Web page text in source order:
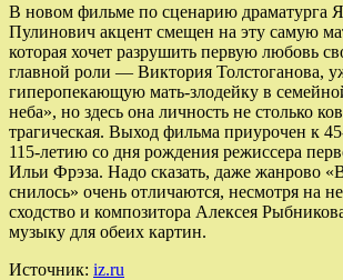
В новом фильме по сценарию драматурга
Пулинович акцент смещен на эту самую
которая хочет разрушить первую любовь
главной роли — Виктория Толстоганова,
гиперопекающую мать-злодейку в
неба», но здесь она личность не столько
трагическая. Выход фильма приурочен к
115-летию со дня рождения режиссера
Ильи Фрэза. Надо сказать, даже жанрово
снилось» очень отличаются, несмотря на
сходство и композитора Алексея
музыку для обеих картин.
Источник: iz.ru